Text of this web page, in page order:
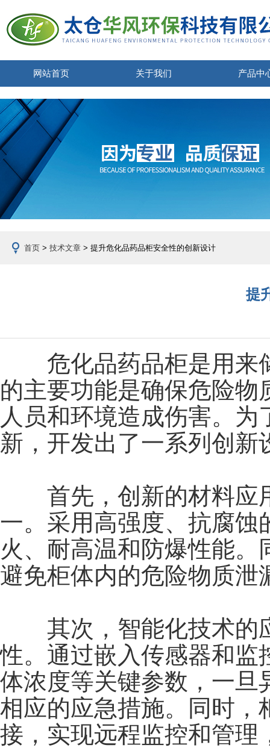
网站首页 关于我们 产品中
首页 > 技术文章 > 提升危化品药品柜安全性的创新设计
提
危化品药品柜是用来
的主要功能是确保危险
人员和环境造成伤害。
新，开发出了一系列创
首先，创新的材料应
一。采用高强度、抗腐蚀
火、耐高温和防爆性能
避免柜体内的危险物质泄
其次，智能化技术的
性。通过嵌入传感器和监
体浓度等关键参数，一旦
相应的应急措施。同时，
接，实现远程监控和管理